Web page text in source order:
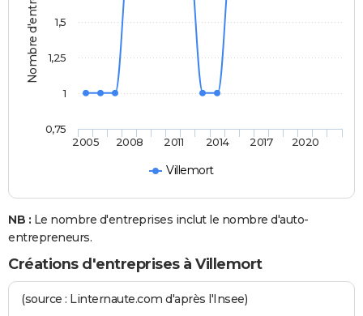
Villemort
2005 2008 2011 2014 2017 2020
0,75
1
1,25
1,5
NB : Le nombre d'entreprises inclut le nombre d'auto-
entrepreneurs.
Créations d'entreprises à Villemort
(source : Linternaute.com d'après l'Insee)